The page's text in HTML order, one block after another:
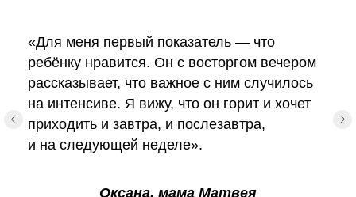
«Для меня первый показатель — что
ребёнку нравится. Он с восторгом вечером
рассказывает, что важное с ним случилось
на интенсиве. Я вижу, что он горит и хочет
приходить и завтра, и послезавтра,
и на следующей неделе».
Оксана, мама Матвея